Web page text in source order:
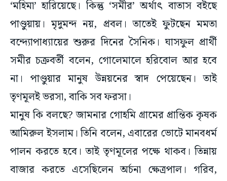
‘মহিমা’ হারিয়েছে। কিন্তু ‘সমীর’ অর্থাৎ বাতাস বইছে
পাণ্ডুয়ায়। মৃদুমন্দ নয়, প্রবল। তাতেই ফুটছেন মমতা
বন্দ্যোপাধ্যায়ের শুরুর দিনের সৈনিক। ঘাসফুল প্রার্থী
সমীর চক্রবর্তী বলেন, গোলেমালে হরিবোল আর হবে
না। পাণ্ডুয়ার মানুষ উন্নয়নের স্বাদ পেয়েছেন। তাই
তৃণমূলই ভরসা, বাকি সব ফরসা।
মানুষ কি বলছে? জামনার গোহমি গ্রামের প্রান্তিক কৃষক
আমিরুল ইসলাম। তিনি বলেন, এবারের ভোটে মানবধর্ম
পালন করতে হবে। তাই তৃণমূলের পক্ষে থাকব। তিন্নায়
বাজার করতে এসেছিলেন অর্চনা ক্ষেত্রপাল। গরিব,